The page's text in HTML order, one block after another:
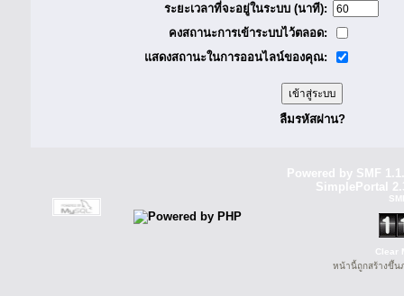
ระยะเวลาที่จะอยู่ในระบบ (นาที):
คงสถานะการเข้าระบบไว้ตลอด:
แสดงสถานะในการออนไลน์ของคุณ:
ลืมรหัสผ่าน?
Powered by SMF
SimplePortal
Clear
หน้านี้ถูกสร้างขึ้น